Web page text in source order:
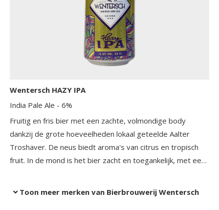
Wentersch HAZY IPA
India Pale Ale - 6%
Fruitig en fris bier met een zachte, volmondige body
dankzij de grote hoeveelheden lokaal geteelde Aalter
Troshaver. De neus biedt aroma's van citrus en tropisch
fruit. In de mond is het bier zacht en toegankelijk, met een
Toon meer merken van Bierbrouwerij Wentersch